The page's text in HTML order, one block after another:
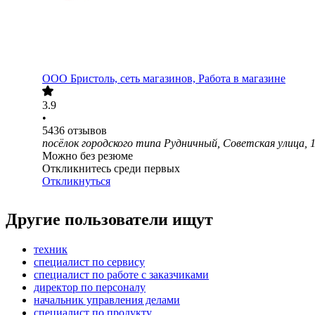
ООО Бристоль, сеть магазинов, Работа в магазине
3.9
•
5436 отзывов
посёлок городского типа Рудничный, Советская улица,
Можно без резюме
Откликнитесь среди первых
Откликнуться
Другие пользователи ищут
техник
специалист по сервису
специалист по работе с заказчиками
директор по персоналу
начальник управления делами
специалист по продукту